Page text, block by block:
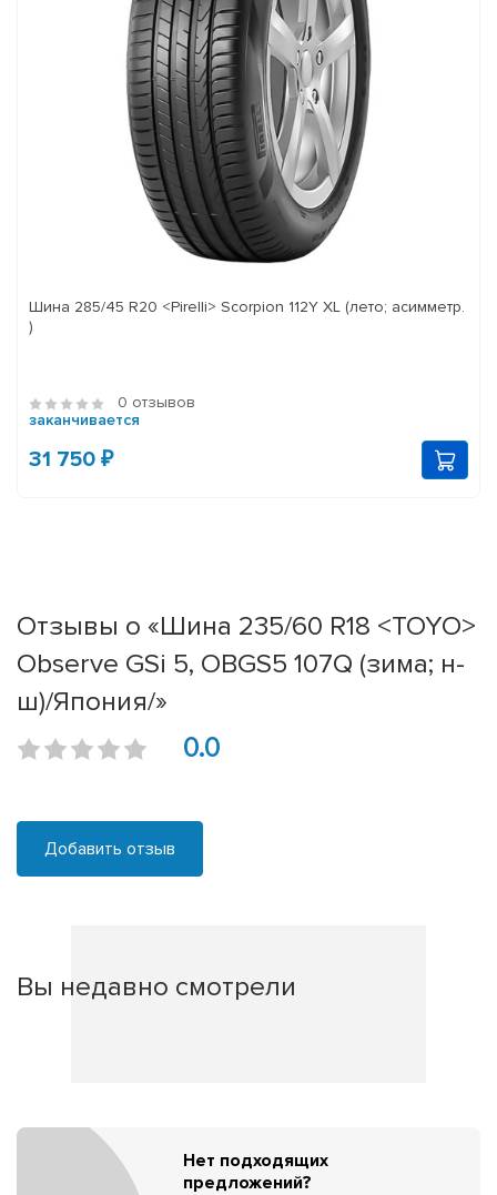
Шина 285/45 R20 <Pirelli> Scorpion 112Y XL (лето; асимметр.
)
0 отзывов
заканчивается
31 750 ₽
Отзывы о «Шина 235/60 R18 <TOYO>
Observe GSi 5, OBGS5 107Q (зима; н-
ш)/Япония/»
0.0
Добавить отзыв
Вы недавно смотрели
Нет подходящих
предложений?